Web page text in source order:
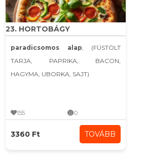
23. HORTOBÁGY
paradicsomos alap, (FÜSTÖLT
TARJA, PAPRIKA, BACON,
HAGYMA, UBORKA, SAJT)
155 0
3360 Ft TOVÁBB